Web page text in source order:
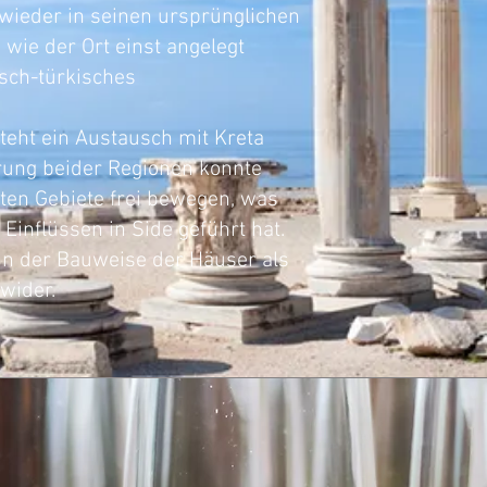
in seinen ursprünglichen
der Ort einst angelegt
türkisches
ein Austausch mit Kreta
beider Regionen konnte
Gebiete frei bewegen, was
in Side geführt hat.
der Bauweise der Häuser als